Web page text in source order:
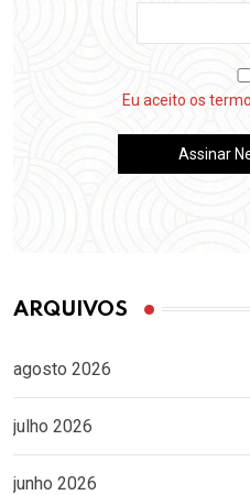
Eu aceito os
ARQUIVOS
agosto 2026
julho 2026
junho 2026